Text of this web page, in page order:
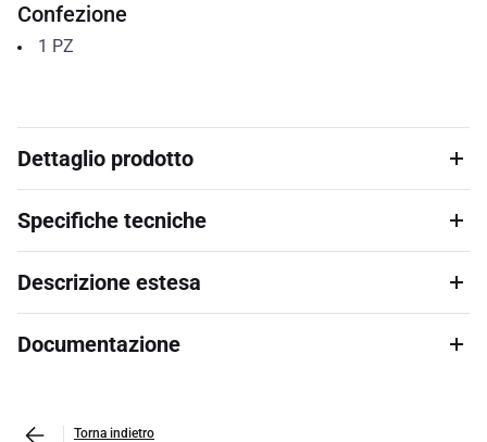
Confezione
1 PZ
Dettaglio prodotto
Specifiche tecniche
Descrizione estesa
Documentazione
Torna indietro